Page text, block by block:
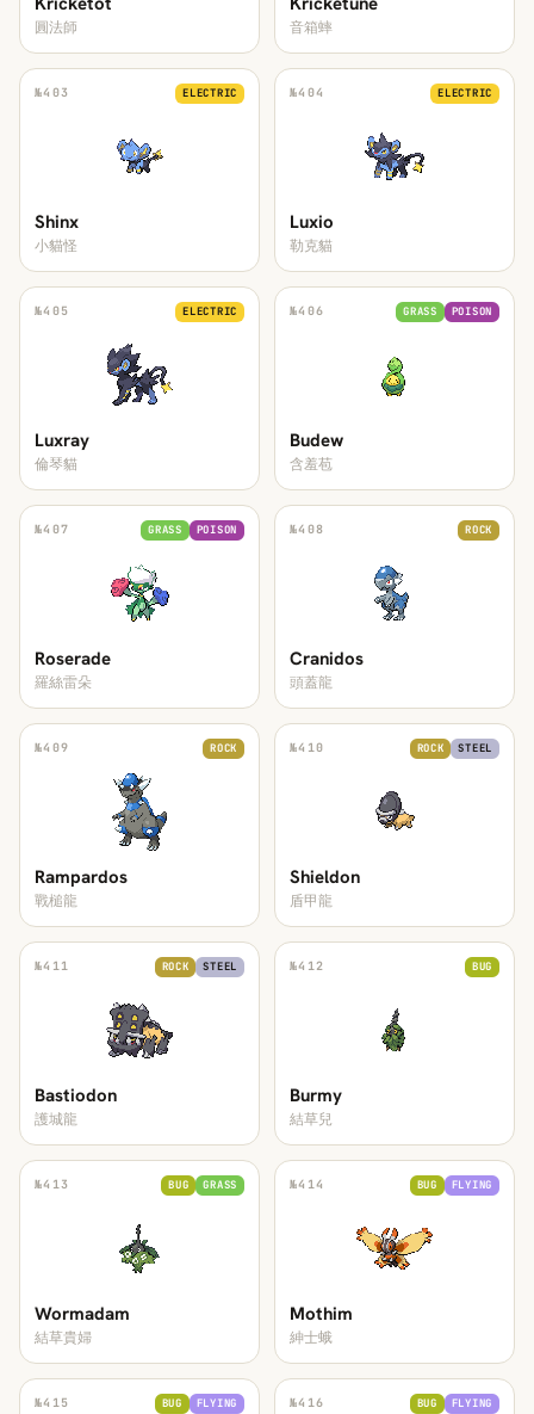
圓法師 音箱蟀
№403 ELECTRIC
Shinx
小貓怪
№404 ELECTRIC
Luxio
勒克貓
№405 ELECTRIC
Luxray
倫琴貓
№406 GRASS POISON
Budew
含羞苞
№407 GRASS POISON
Roserade
羅絲雷朵
№408 ROCK
Cranidos
頭蓋龍
№409 ROCK
Rampardos
戰槌龍
№410 ROCK STEEL
Shieldon
盾甲龍
№411 ROCK STEEL
Bastiodon
護城龍
№412 BUG
Burmy
結草兒
№413 BUG GRASS
Wormadam
結草貴婦
№414 BUG FLYING
Mothim
紳士蛾
№415 BUG FLYING №416 BUG FLYING